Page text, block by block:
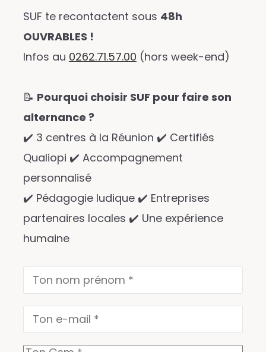
SUF te recontactent sous 48h
OUVRABLES !
Infos au 0262.71.57.00 (hors week-end)
📝 Pourquoi choisir SUF pour faire son
alternance ?
✔️ 3 centres à la Réunion ✔️ Certifiés
Qualiopi ✔️ Accompagnement
personnalisé
✔️ Pédagogie ludique ✔️ Entreprises
partenaires locales ✔️ Une expérience
humaine